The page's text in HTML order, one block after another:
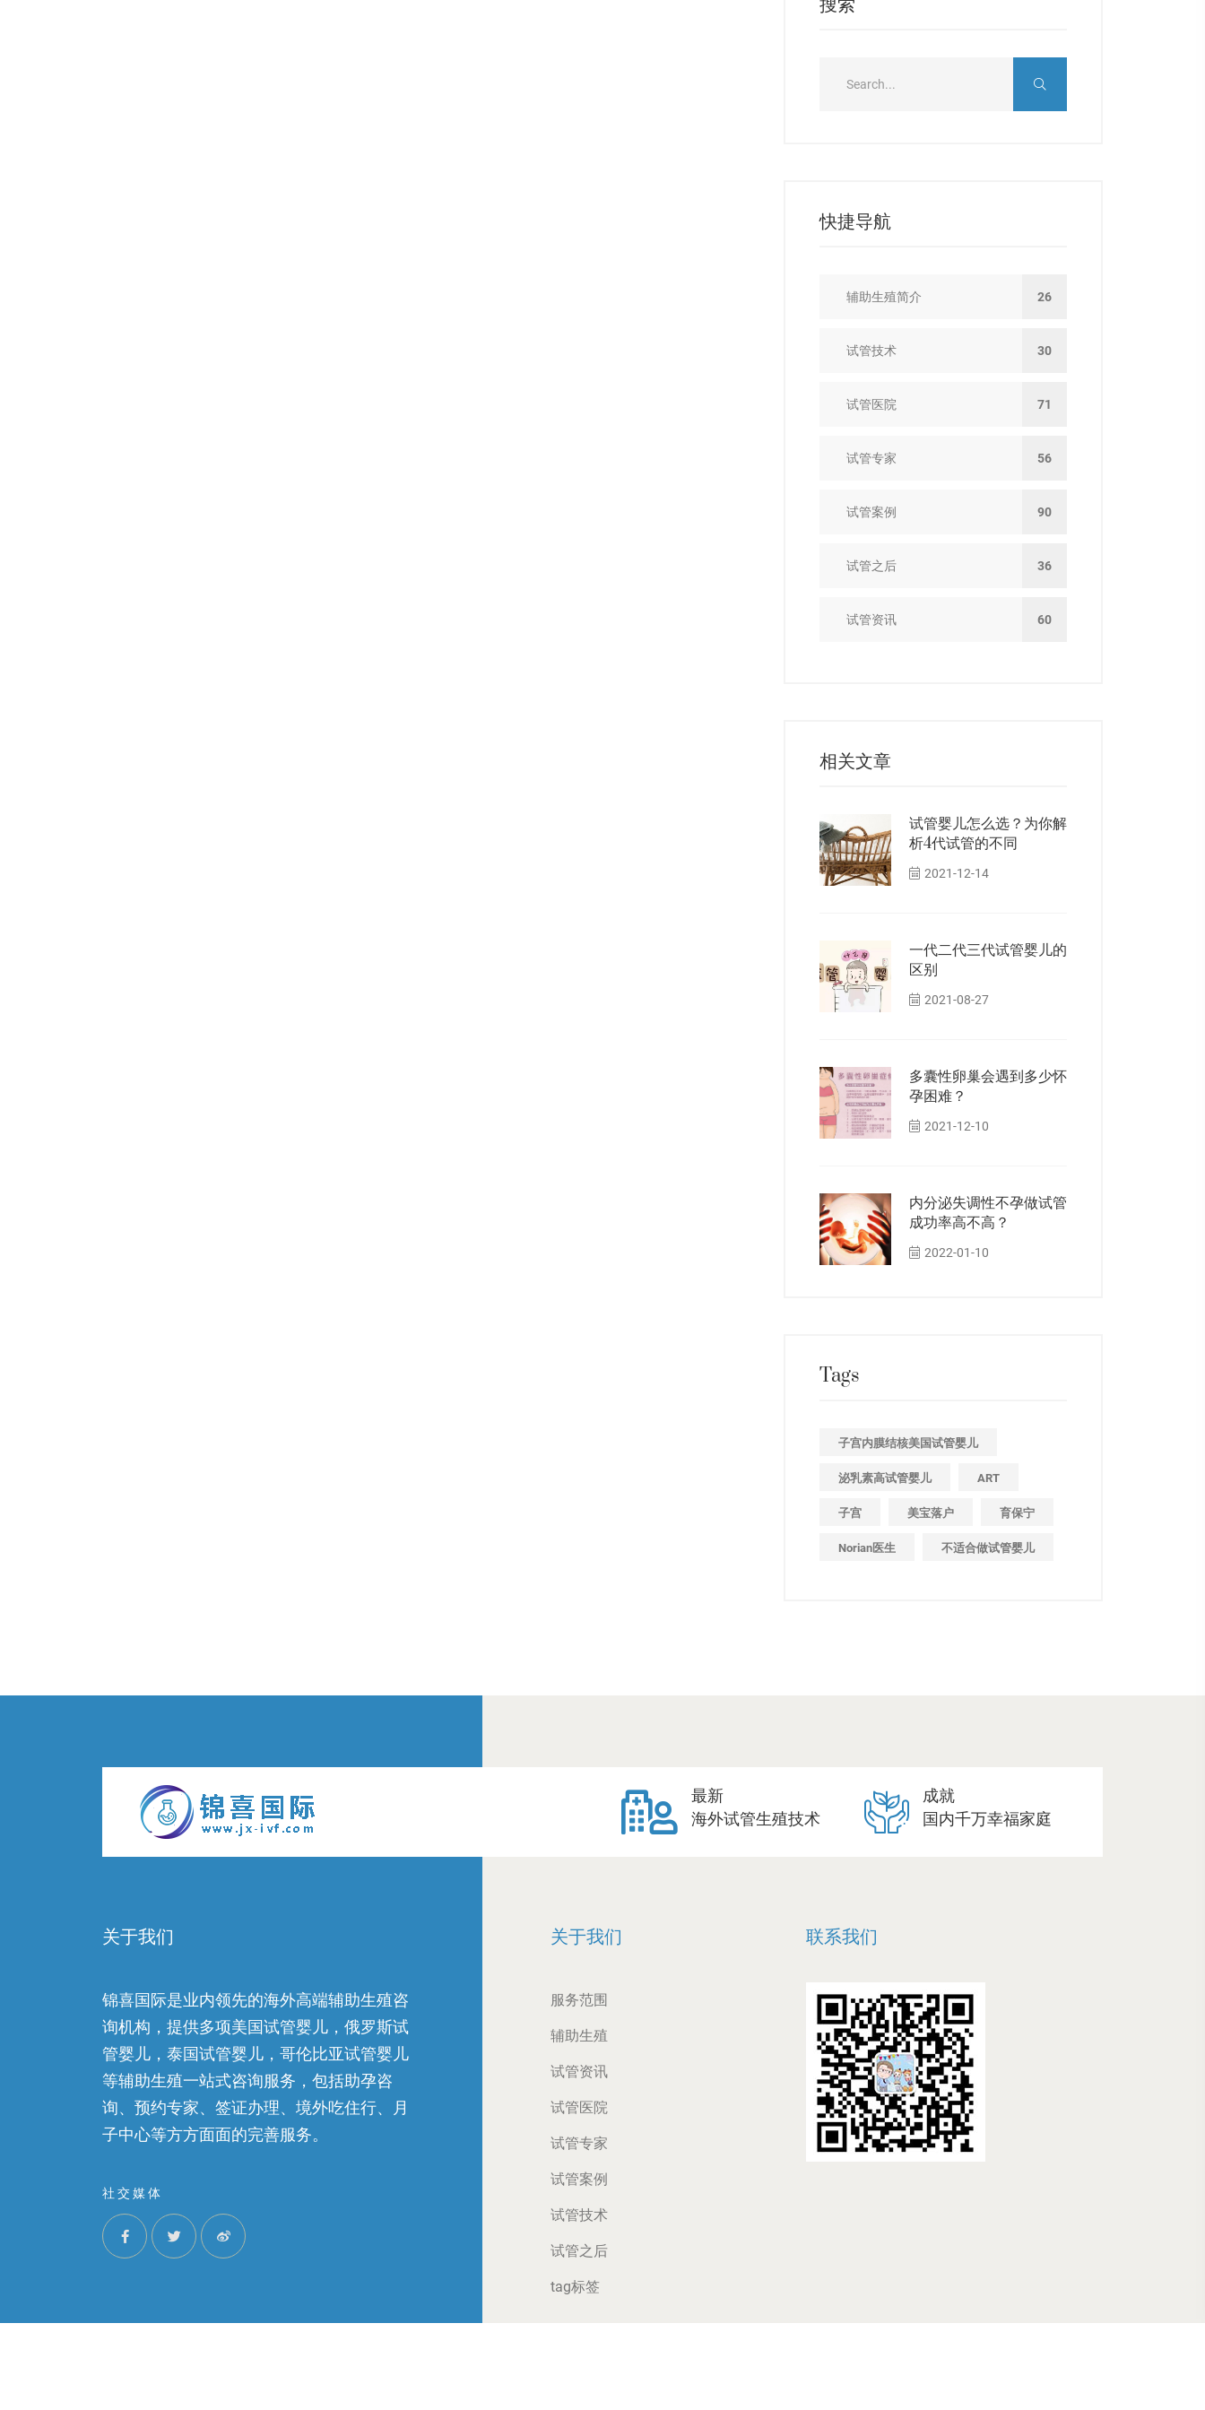
搜索
快捷导航
辅助生殖简介 26
试管技术 30
试管医院 71
试管专家 56
试管案例 90
试管之后 36
试管资讯 60
相关文章
试管婴儿怎么选？为你解
析4代试管的不同
2021-12-14
一代二代三代试管婴儿的
区别
2021-08-27
多囊性卵巢会遇到多少怀
孕困难？
2021-12-10
内分泌失调性不孕做试管
成功率高不高？
2022-01-10
Tags
子宫内膜结核美国试管婴儿
泌乳素高试管婴儿 ART
子宫 美宝落户 育保宁
Norian医生 不适合做试管婴儿
最新
海外试管生殖技术
成就
国内千万幸福家庭
关于我们
锦喜国际是业内领先的海外高端辅助生殖咨
询机构，提供多项美国试管婴儿，俄罗斯试
管婴儿，泰国试管婴儿，哥伦比亚试管婴儿
等辅助生殖一站式咨询服务，包括助孕咨
询、预约专家、签证办理、境外吃住行、月
子中心等方方面面的完善服务。
社交媒体
关于我们
服务范围
辅助生殖
试管资讯
试管医院
试管专家
试管案例
试管技术
试管之后
tag标签
联系我们